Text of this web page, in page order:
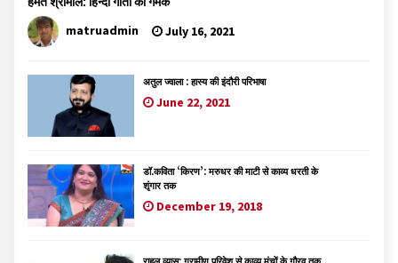
matruadmin
July 16, 2021
अतुल ज्वाला : हास्य की इंदौरी परिभाषा
June 22, 2021
डॉ.कविता ‘किरण’: मरुधर की माटी से काव्य धरती के
शृंगार तक
December 19, 2018